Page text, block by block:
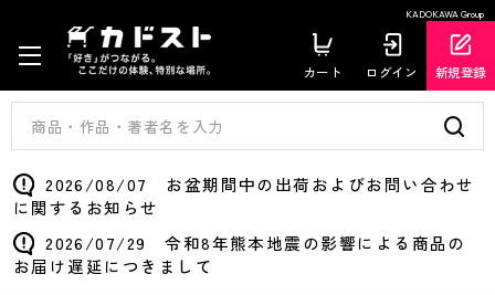
KADOKAWA Group
カート ログイン 新規登録
2026/08/07 お盆期間中の出荷およびお問い合わせ
に関するお知らせ
2026/07/29 令和8年熊本地震の影響による商品の
お届け遅延につきまして